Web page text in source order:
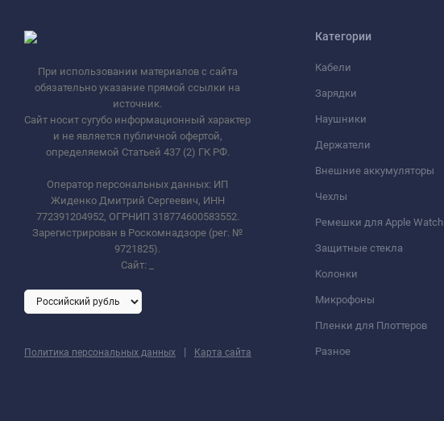
При использовании материалов с сайта
обязательно указание прямой ссылки на
источник.
Сайт носит сугубо информационный характер
и не является публичной офертой,
определяемой Статьей 437 (2) ГК РФ.
Оператор персональных данных: ИП
Жиденко Дмитрий Сергеевич, ИНН
772391204952, ОГРНИП 318774600583552.
Зарегистрирован в Роскомнадзоре (рег. №
9721825).
Сайт:
Политика персональных данных | Карта сайта
Категории
Кабели
Зарядки
Наушники
Держатели
Внешние аккумуляторы
Чехлы
Ремешки для Apple Watch
Защитные стекла
Колонки
Микрофоны
Пленки для Плоттеров
Разное